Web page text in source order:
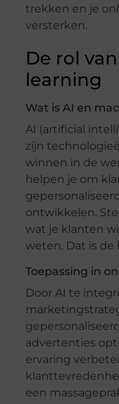
trekken en je
versterken.
De rol
learning
Wat is AI en
AI (artificial
zijn
winnen in de
helpen je om
ontwikkelen.
wat je klanten
weten. Dat is de
Toepassing in
Door AI te
advertenties
ervaring
een